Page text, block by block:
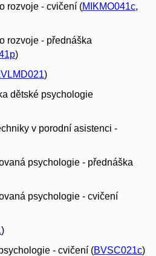
rozvoje - cvičení (MIKMO041c,
rozvoje - přednáška
)
)
dětské psychologie
v porodní asistenci -
psychologie - přednáška
psychologie - cvičení
)
- cvičení (BVSC021c)